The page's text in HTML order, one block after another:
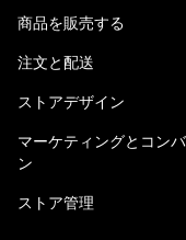
商品を販売する
注文と配送
ストアデザイン
マーケティングとコン
ン
ストア管理